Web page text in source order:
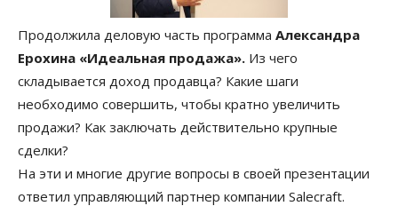
Продолжила деловую часть программа Александра
Ерохина «Идеальная продажа». Из чего
складывается доход продавца? Какие шаги
необходимо совершить, чтобы кратно увеличить
продажи? Как заключать действительно крупные
сделки?
На эти и многие другие вопросы в своей презентации
ответил управляющий партнер компании Salecraft.